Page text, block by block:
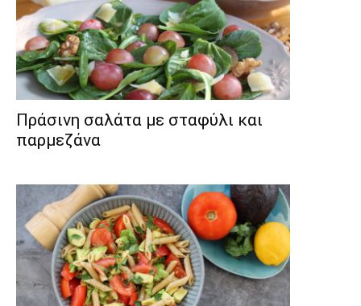
Πράσινη σαλάτα με σταφύλι και
παρμεζάνα